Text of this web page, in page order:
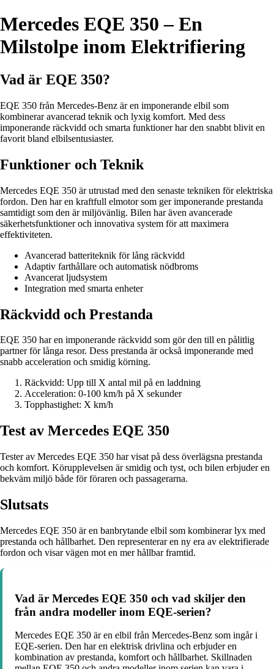
Mercedes EQE 350 – En
Milstolpe inom Elektrifiering
Vad är EQE 350?
EQE 350 från Mercedes-Benz är en imponerande elbil som
kombinerar avancerad teknik och lyxig komfort. Med dess
imponerande räckvidd och smarta funktioner har den snabbt blivit en
favorit bland elbilsentusiaster.
Funktioner och Teknik
Mercedes EQE 350 är utrustad med den senaste tekniken för elektriska
fordon. Den har en kraftfull elmotor som ger imponerande prestanda
samtidigt som den är miljövänlig. Bilen har även avancerade
säkerhetsfunktioner och innovativa system för att maximera
effektiviteten.
Avancerad batteriteknik för lång räckvidd
Adaptiv farthållare och automatisk nödbroms
Avancerat ljudsystem
Integration med smarta enheter
Räckvidd och Prestanda
EQE 350 har en imponerande räckvidd som gör den till en pålitlig
partner för långa resor. Dess prestanda är också imponerande med
snabb acceleration och smidig körning.
Räckvidd: Upp till X antal mil på en laddning
Acceleration: 0-100 km/h på X sekunder
Topphastighet: X km/h
Test av Mercedes EQE 350
Tester av Mercedes EQE 350 har visat på dess överlägsna prestanda
och komfort. Körupplevelsen är smidig och tyst, och bilen erbjuder en
bekväm miljö både för föraren och passagerarna.
Slutsats
Mercedes EQE 350 är en banbrytande elbil som kombinerar lyx med
prestanda och hållbarhet. Den representerar en ny era av elektrifierade
fordon och visar vägen mot en mer hållbar framtid.
Vad är Mercedes EQE 350 och vad skiljer den
från andra modeller inom EQE-serien?
Mercedes EQE 350 är en elbil från Mercedes-Benz som ingår i
EQE-serien. Den har en elektrisk drivlina och erbjuder en
kombination av prestanda, komfort och hållbarhet. Skillnaden